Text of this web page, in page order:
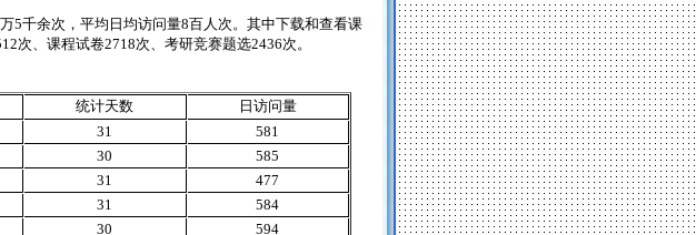
万5千余次，平均日均访问量8百人次。其中下载和查看课
次、课程试卷2718次、考研竞赛题选2436次。
统计天数
日访问量
31
581
30
585
31
477
31
584
30
594